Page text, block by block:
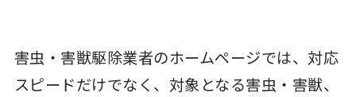
害虫・害獣駆除業者のホームページでは、対応
スピードだけでなく、対象となる害虫・害獣、